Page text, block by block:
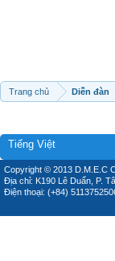
Trang chủ Diễn đàn
Tiếng Việt
Copyright © 2013 D.M.E.C
Địa chỉ: K190 Lê Duẩn, P.
Điện thoại: (+84)